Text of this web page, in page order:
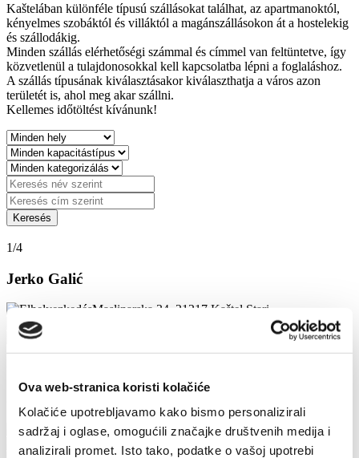
Ova web-stranica koristi kolačiće
Kolačiće upotrebljavamo kako bismo personalizirali
sadržaj i oglase, omogućili značajke društvenih medija i
analizirali promet. Isto tako, podatke o vašoj upotrebi
Kaštelában különféle típusú szállásokat találhat, az apartmanoktól,
kényelmes szobáktól és villáktól a magánszállásokon át a hostelekig
és szállodákig.
Minden szállás elérhetőségi számmal és címmel van feltüntetve, így
közvetlenül a tulajdonosokkal kell kapcsolatba lépni a foglaláshoz.
A szállás típusának kiválasztásakor kiválaszthatja a város azon
területét is, ahol meg akar szállni.
Kellemes időtöltést kívánunk!
1/4
Jerko Galić
Maslinarska 34, 21217 Kaštel Stari
STIPE PENSE 44, 21217 Kaštel Štafilić
+385915059783